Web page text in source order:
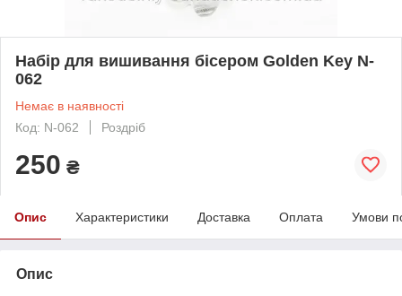
Набір для вишивання бісером Golden Key N-
062
Немає в наявності
Код: N-062
Роздріб
250 ₴
Опис Характеристики Доставка Оплата Умови
Опис